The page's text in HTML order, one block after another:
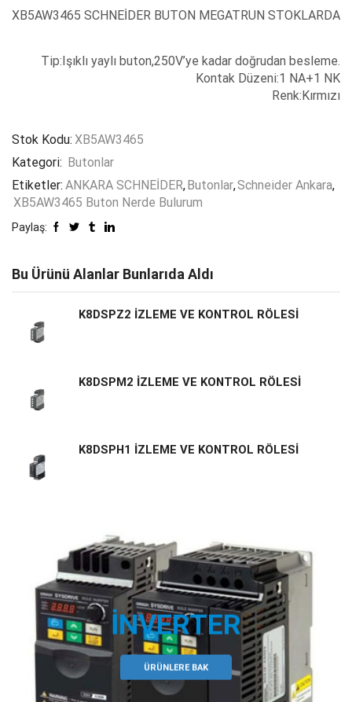
XB5AW3465 SCHNEİDER BUTON MEGATRUN STOKLARDA
Tip:Işıklı yaylı buton,250V’ye kadar doğrudan besleme.
Kontak Düzeni:1 NA+1 NK
Renk:Kırmızı
Stok Kodu: XB5AW3465
Kategori: Butonlar
Etiketler: ANKARA SCHNEİDER,Butonlar,Schneider Ankara,
XB5AW3465 Buton Nerde Bulurum
Paylaş:
Bu Ürünü Alanlar Bunlarıda Aldı
K8DSPZ2 İZLEME VE KONTROL RÖLESİ
K8DSPM2 İZLEME VE KONTROL RÖLESİ
K8DSPH1 İZLEME VE KONTROL RÖLESİ
İNVERTER
ÜRÜNLERE BAK